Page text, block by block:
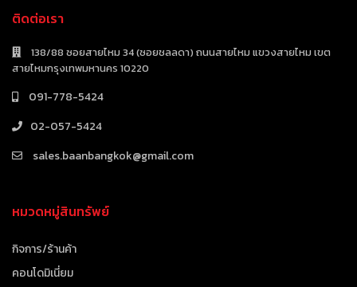
ติดต่อเรา
138/88 ซอยสายไหม 34 (ซอยชลลดา) ถนนสายไหม แขวงสายไหม เขต
สายไหมกรุงเทพมหานคร 10220
091-778-5424
02-057-5424
sales.baanbangkok@gmail.com
หมวดหมู่สินทรัพย์
กิจการ/ร้านค้า
คอนโดมิเนี่ยม